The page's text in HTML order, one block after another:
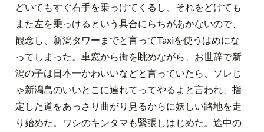
どいてもすぐ右手を乗っけてくるし、それをどけても
また左を乗っけるという具合にらちがあかないので、
観念し、新潟タワーまでと言ってTaxiを使うはめにな
ってしまった。車窓から街を眺めながら、お世辞で新
潟の子は日本一かわいいなどと言っていたら、ソレじ
ゃ新潟島のいいとこに連れてってやるよと言われ、指
定した道をあっさり曲がり見るからに妖しい路地を走
り始めた。ワシのキンタマも緊張しはじめた。途中の